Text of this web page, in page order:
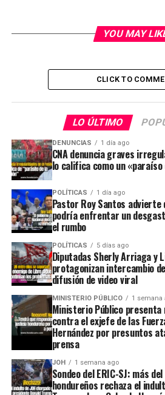
YOU MAY
CLICK TO
LO ÚLTIMO
DENUNCIAS 1 día ago
CNA denuncia graves
lo califica como un
POLÍTICAS 1 día ago
Pastor Roy Santos advierte
podría enfrentar un
el rumbo
POLÍTICAS 5 días ago
Diputadas Sherly Arriaga y
protagonizan intercambio
difusión de video viral
MINISTERIO PÚBLICO 1 semana
Ministerio Público
contra el exjefe de las
Hernández por presuntos
prensa
JOH 1 semana ago
Sondeo del ERIC-SJ: más
hondureños rechaza el